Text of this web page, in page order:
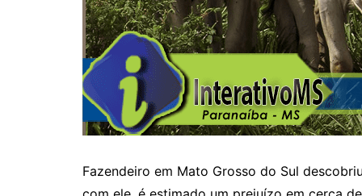
Fazendeiro em Mato Grosso do Sul